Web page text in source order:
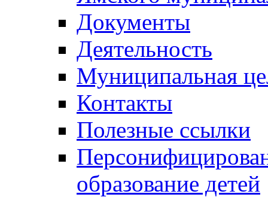
Документы
Деятельность
Муниципальная
Контакты
Полезные ссылки
образование детей